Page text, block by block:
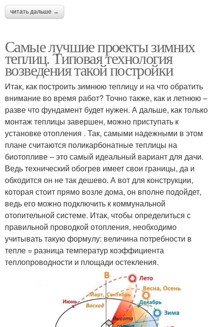
читать дальше →
Самые лучшие проекты зимних
теплиц. Типовая технология
возведения такой постройки
Итак, как построить зимнюю теплицу и на что обратить
внимание во время работ? Точно также, как и летнюю –
разве что фундамент будет нужен. А дальше, как только
монтаж теплицы завершен, можно приступать к
установке отопления . Так, самыми надежными в этом
плане считаются поликарбонатные теплицы на
биотопливе – это самый идеальный вариант для дачи.
Ведь технический обогрев имеет свои границы, да и
обходится он не так дешево. А вот для конструкции,
которая стоит прямо возле дома, он вполне подойдет,
ведь его можно подключить к коммунальной
отопительной системе. Итак, чтобы определиться с
правильной проводкой отопления, необходимо
учитывать такую формулу: величина потребности в
тепле = разница температур коэффициента
теплопроводности и площади остекления.